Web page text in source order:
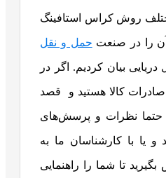
مختلف روش کراس استافینگ
آن را در صنعت حمل و نقل
بیان کردیم. اگر در
صادرات کالا هستید و قصد
حتما نظرات و پرسش‌های
و یا با کارشناسان ما به
بگیرید تا شما را راهنمایی